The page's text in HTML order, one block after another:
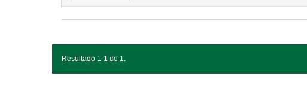
Resultado 1-1 de 1.